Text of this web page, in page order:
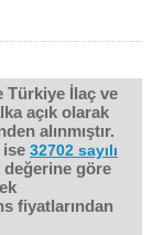
Türkiye İlaç ve
açık olarak
alınmıştır.
ise 32702 sayılı
göre
fiyatlarından